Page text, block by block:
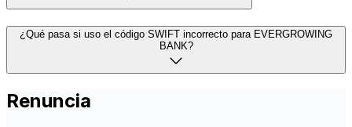
¿Qué pasa si uso el código SWIFT incorrecto para EVERGROWING
BANK?
Renuncia